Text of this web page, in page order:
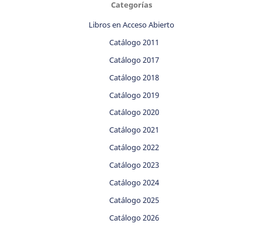
Categorías
Libros en Acceso Abierto
Catálogo 2011
Catálogo 2017
Catálogo 2018
Catálogo 2019
Catálogo 2020
Catálogo 2021
Catálogo 2022
Catálogo 2023
Catálogo 2024
Catálogo 2025
Catálogo 2026